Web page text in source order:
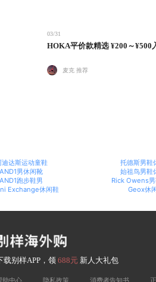
03/31
HOKA平价款精选 ¥200～¥500
麦克 推荐
迪达斯运动童鞋 托德斯男鞋
AND1男休闲靴 始祖鸟男鞋
AND1跑步鞋男 Rick Owens
Exchange休闲鞋 Geox休
载别样APP，领688元 新人大礼包
助中心 隐私政策 消费者告知书